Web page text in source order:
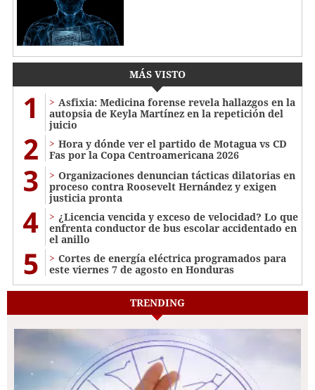
MÁS VISTO
1
Asfixia: Medicina forense revela hallazgos en la
autopsia de Keyla Martínez en la repetición del
juicio
2
Hora y dónde ver el partido de Motagua vs CD
Fas por la Copa Centroamericana 2026
3
Organizaciones denuncian tácticas dilatorias en
proceso contra Roosevelt Hernández y exigen
justicia pronta
4
¿Licencia vencida y exceso de velocidad? Lo que
enfrenta conductor de bus escolar accidentado en
el anillo
5
Cortes de energía eléctrica programados para
este viernes 7 de agosto en Honduras
TRENDING